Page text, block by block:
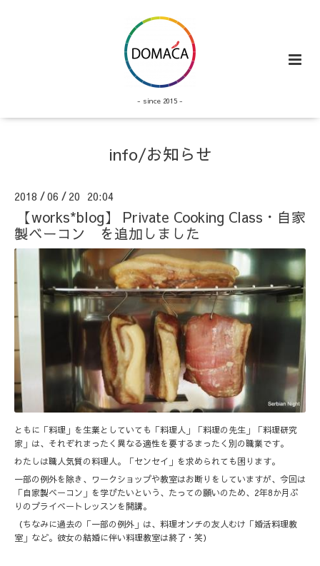
- since 2015 -
info/お知らせ
2018 /06 / 20 20:04
【works*blog】 Private Cooking Class・自家
製ベーコン を追加しました
ともに「料理」を生業としていても「料理人」「料理の先生」「料理研究
家」は、それぞれまったく異なる適性を要するまったく別の職業です。
わたしは職人気質の料理人。「センセイ」を求められても困ります。
一部の例外を除き、ワークショップや教室はお断りをしていますが、今回は
「自家製ベーコン」を学びたいという、たっての願いのため、2年8か月ぶ
りのプライベートレッスンを開講。
（ちなみに過去の「一部の例外」は、料理オンチの友人むけ「婚活料理教
室」など。彼女の結婚に伴い料理教室は終了・笑）